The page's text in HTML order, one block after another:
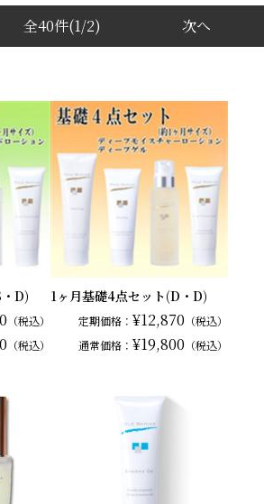
全40件(1/2) 次へ
D)
（税込）
（税込）
1ヶ月基礎4点セット(D・D)
定期価格： ¥12,870 （税込）
通常価格： ¥19,800 （税込）